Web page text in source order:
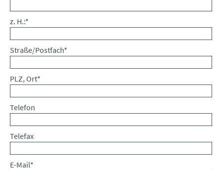
Pflichtfeld
z. H.:*
Pflichtfeld
Straße/Postfach*
Pflichtfeld
PLZ, Ort*
Telefon
Telefax
Pflichtfeld
E-Mail*